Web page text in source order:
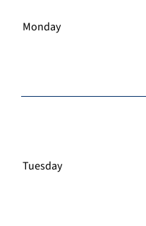
Monday
Tuesday